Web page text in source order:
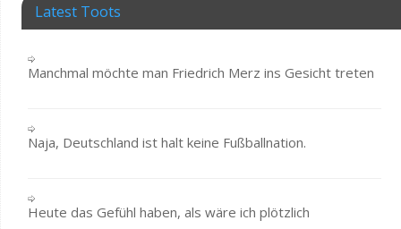
Latest Toots
Manchmal möchte man Friedrich Merz ins Gesicht treten
Naja, Deutschland ist halt keine Fußballnation.
Heute das Gefühl haben, als wäre ich plötzlich